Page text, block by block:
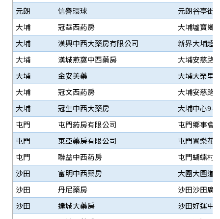
元朗
信譽環球
元朗谷亭街
大埔
冠華西葯房
大埔墟寶鄉
大埔
漢興中西大藥房有限公司
新界大埔超
大埔
漢城燕窩中西藥房
大埔安慈路
大埔
金安美藥
大埔大榮里
大埔
冠文西葯房
大埔安慈路
大埔
冠生中西大藥房
大埔中心9-
屯門
屯門葯房有限公司
屯門鄉事會
屯門
東亞藥房有限公司
屯門置樂花
屯門
聯益中西葯房
屯門蝴蝶村
沙田
富明中西藥房
大圍大圍道
沙田
丹尼藥房
沙田沙田廣
沙田
達城大藥房
沙田好運中